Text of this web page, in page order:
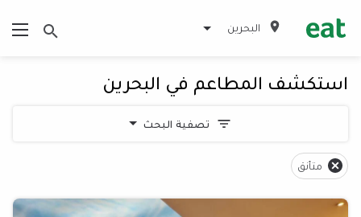
البحرين
استكشف المطاعم في البحرين
تصفية البحث
متأنق